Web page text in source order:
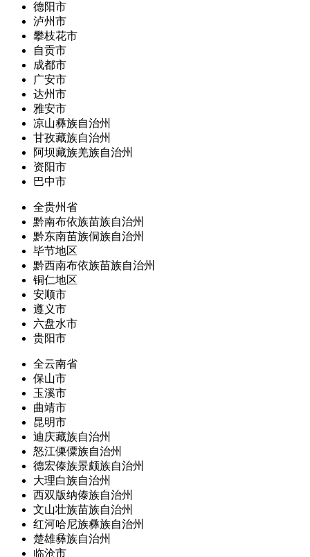
德阳市
泸州市
攀枝花市
自贡市
成都市
广安市
达州市
雅安市
凉山彝族自治州
甘孜藏族自治州
阿坝藏族羌族自治州
资阳市
巴中市
全贵州省
黔南布依族苗族自治州
黔东南苗族侗族自治州
毕节地区
黔西南布依族苗族自治州
铜仁地区
安顺市
遵义市
六盘水市
贵阳市
全云南省
保山市
玉溪市
曲靖市
昆明市
迪庆藏族自治州
怒江傈僳族自治州
德宏傣族景颇族自治州
大理白族自治州
西双版纳傣族自治州
文山壮族苗族自治州
红河哈尼族彝族自治州
楚雄彝族自治州
临沧市